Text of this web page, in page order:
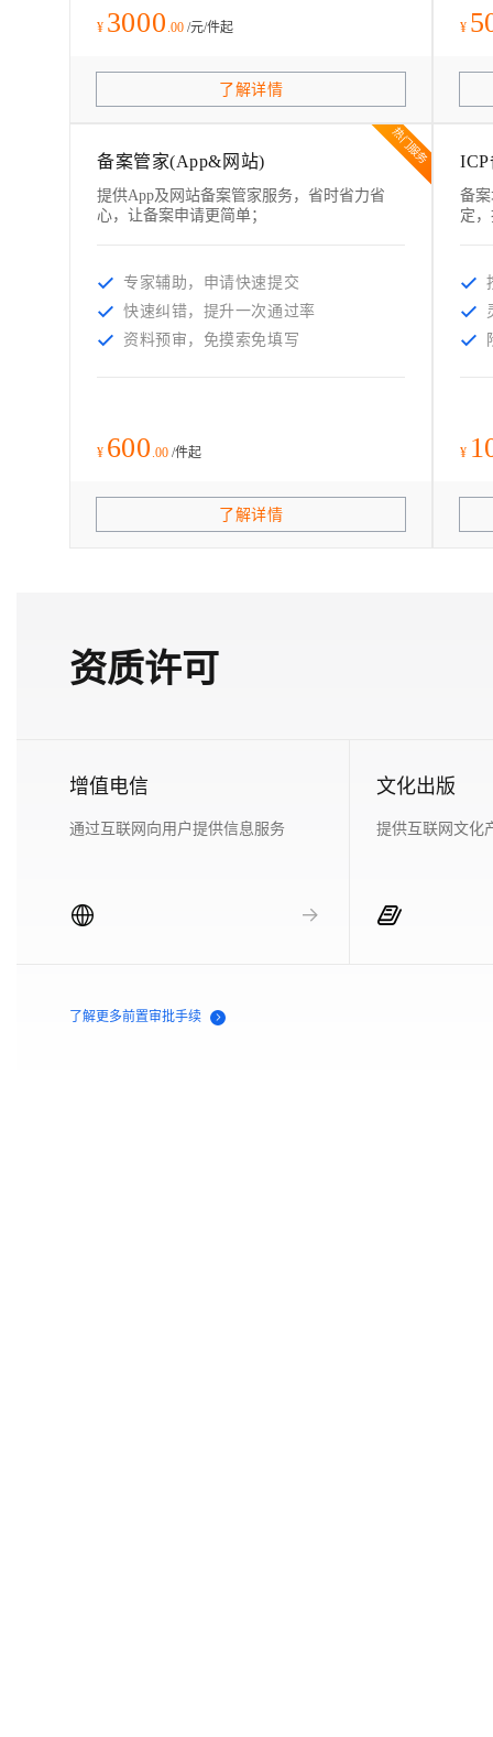
¥ 3000 .00 /元/件起
了解详情
¥
备案管家(App&网站)
提供App及网站备案管家服务，省时省力省
心，让备案申请更简单；
专家辅助，申请快速提交
快速纠错，提升一次通过率
资料预审，免摸索免填写
¥ 600 .00 /件起
了解详情
热门服务
备
定
¥
资质许可
增值电信
通过互联网向用户提供信息服务
文化出版
提供互联网文化
了解更多前置审批手续